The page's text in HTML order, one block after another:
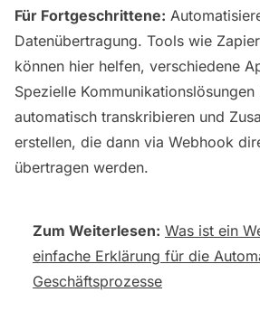
Für Fortgeschrittene:
Datenübertragung. Tools wie
können hier helfen, verschiedene
Spezielle
automatisch transkribieren und
erstellen, die dann via Webhook
übertragen werden.
Zum Weiterlesen: Was ist ein
einfache Erklärung für die
Geschäftsprozesse